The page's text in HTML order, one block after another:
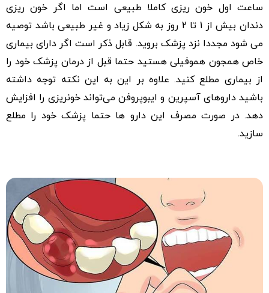
ساعت اول خون ریزی کاملا طبیعی است اما اگر خون ریزی
دندان بیش از 1 تا 2 روز به شکل زیاد و غیر طبیعی باشد توصیه
می شود مجددا نزد پزشک بروید. قابل ذکر است اگر دارای بیماری
خاص همجون هموفیلی هستید حتما قبل از درمان پزشک خود را
از بیماری مطلع کنید. علاوه بر این به این نکته توجه داشته
باشید دارو‌های آسپرین و ایبوپروفن می‌تواند خونریزی را افزایش
دهد. در صورت مصرف این دارو ها حتما پزشک خود را مطلع
سازید.